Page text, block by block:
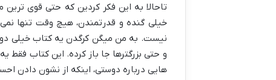
تاحالا به این فکر کردین که حتی قوی
خیلی گنده و قدرتمندن، هیچ وقت تنها
نیست. به من میگن کرگدن یه کتاب خیلی
و حتی بزرگترها جا باز کرده. این کتاب
هایی درباره دوستی، اینکه از نشون دادن